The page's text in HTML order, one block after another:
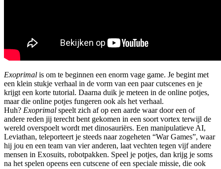
Exoprimal is om te beginnen een enorm vage game. Je begint met
een klein stukje verhaal in de vorm van een paar cutscenes en je
krijgt een korte tutorial. Daarna duik je meteen in de online potjes,
maar die online potjes fungeren ook als het verhaal.
Huh? Exoprimal speelt zich af op een aarde waar door een of
andere reden jij terecht bent gekomen in een soort vortex terwijl de
wereld overspoelt wordt met dinosauriërs. Een manipulatieve AI,
Leviathan, teleporteert je steeds naar zogeheten “War Games”, waar
hij jou en een team van vier anderen, laat vechten tegen vijf andere
mensen in Exosuits, robotpakken. Speel je potjes, dan krijg je soms
na het spelen opeens een cutscene of een speciale missie, die ook